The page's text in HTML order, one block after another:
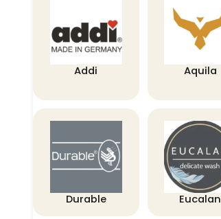
Addi Aquila
Durable Eucalan